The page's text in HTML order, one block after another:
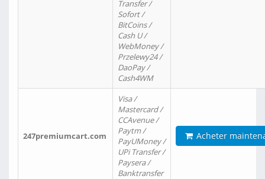
Transfer /
Sofort /
BitCoins /
Cash U /
WebMoney /
Przelewy24 /
DaoPay /
Cash4WM
247premiumcart.com
Visa /
Mastercard /
CCAvenue /
Paytm /
PayUMoney /
UPi Transfer /
Paysera /
Banktransfer
Acheter